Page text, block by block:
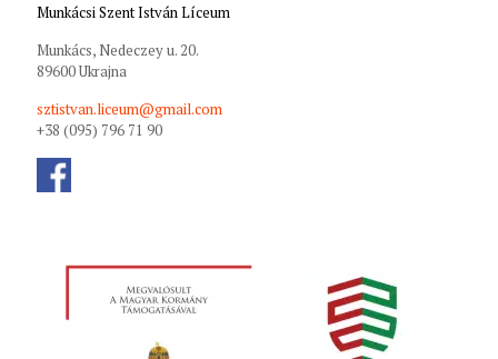
Munkácsi Szent István Líceum
Munkács, Nedeczey u. 20.
89600 Ukrajna
sztistvan.liceum@gmail.com
+38 (095) 796 71 90